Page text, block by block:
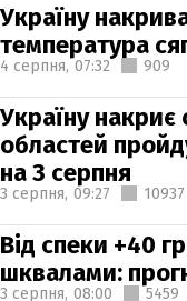
Україну
температура
4 серпня, 07:32 909
Україну накриє
областей
на 3 серпня
3 серпня, 09:27 10937
Від спеки +40
шквалами:
3 серпня, 08:00 5459